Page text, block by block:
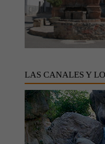
LAS CANALES Y